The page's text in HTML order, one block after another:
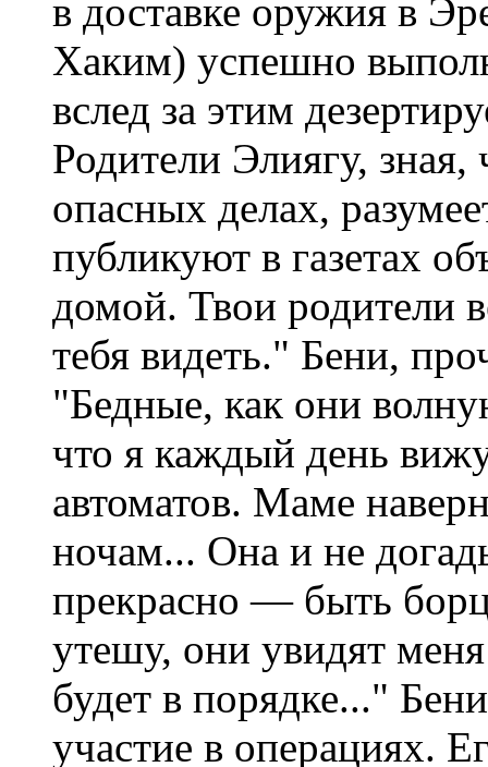
в доставке оружия в
Хаким) успешно
вслед за этим
Родители Элиягу,
опасных делах,
публикуют в газетах
домой. Твои родители
тебя видеть." Бени,
"Бедные, как они
что я каждый день
автоматов. Маме
ночам... Она и не
прекрасно — быть
утешу, они увидят
будет в порядке..."
участие в операциях.